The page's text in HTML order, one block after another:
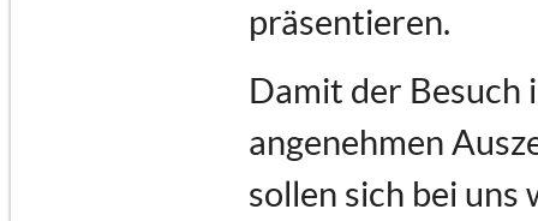
präsentieren.
Damit der Besuch
angenehmen
sollen sich bei